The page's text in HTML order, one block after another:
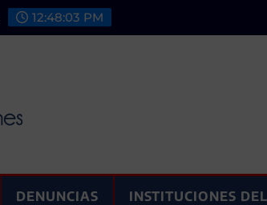
12:48:04 PM
DENUNCIAS INSTITUCIONES